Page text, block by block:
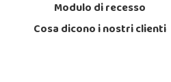
Modulo di recesso
Cosa dicono i nostri clienti